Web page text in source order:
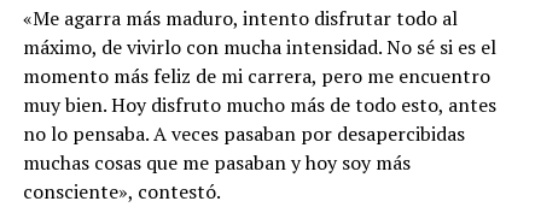
«Me agarra más maduro, intento disfrutar todo al
máximo, de vivirlo con mucha intensidad. No sé si es el
momento más feliz de mi carrera, pero me encuentro
muy bien. Hoy disfruto mucho más de todo esto, antes
no lo pensaba. A veces pasaban por desapercibidas
muchas cosas que me pasaban y hoy soy más
consciente», contestó.